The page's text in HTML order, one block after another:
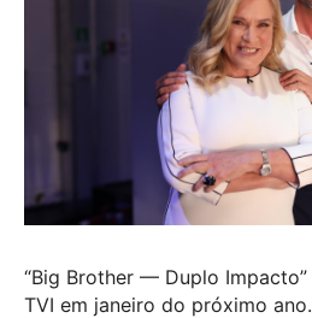
“Big Brother — Duplo
TVI em janeiro do próximo